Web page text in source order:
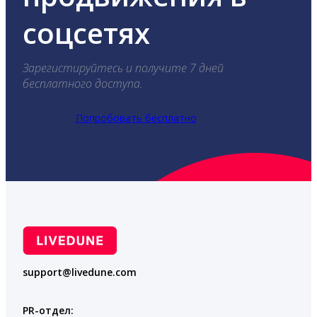
соцсетях
Зарегистируйтесь и получите 7 дней
бесплатного доступа.
Попробовать бесплатно
support@livedune.com
PR-отдел: